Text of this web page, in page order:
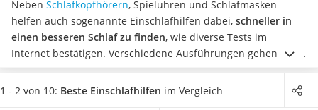
Akku-Tischlampe
Konferenzmikrofon
Klappmatratze
Duschkopf mit Kalkfilter
Aktenvernichter Sicherheitsstufe 4
Bettgitter
Neben Schlafkopfhörern, Spieluhren und Schlafmasken
helfen auch sogenannte Einschlafhilfen dabei, schneller in
einen besseren Schlaf zu finden, wie diverse Tests im
Internet bestätigen. Verschiedene Ausführungen gehen etwa
durch Licht, Geräusche oder Musik auf unterschiedliche
Bedürfnisse und Altersklassen ein.Wählen Sie aus unserer
1 - 2 von 10: Beste Einschlafhilfen im Vergleich